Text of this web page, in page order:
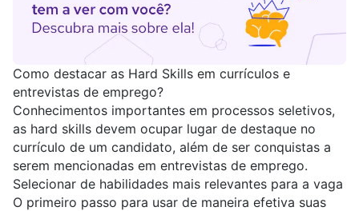
Como destacar as Hard Skills em currículos e
entrevistas de emprego?
Conhecimentos importantes em processos seletivos,
as hard skills devem ocupar lugar de destaque no
currículo de um candidato, além de ser conquistas a
serem mencionadas em entrevistas de emprego.
Selecionar de habilidades mais relevantes para a vaga
O primeiro passo para usar de maneira efetiva suas